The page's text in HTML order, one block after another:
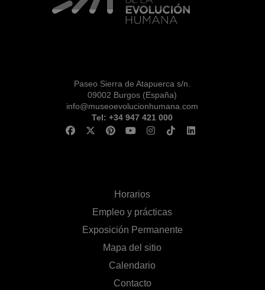
Paseo Sierra de Atapuerca s/n.
09002 Burgos (España)
info@museoevolucionhumana.com
Tel: +34 947 421 000
Horarios
Empleo y prácticas
Exposición Permanente
Mapa del sitio
Calendario
Contacto